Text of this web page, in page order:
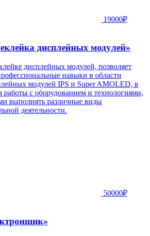
19000₽
дисплейных модулей»
дисплейных модулей, позволяет
навыки в области
модулей IPS и Super AMOLED, в
работы с оборудованием и технологиями,
выполнять различные виды
деятельности.
50000₽